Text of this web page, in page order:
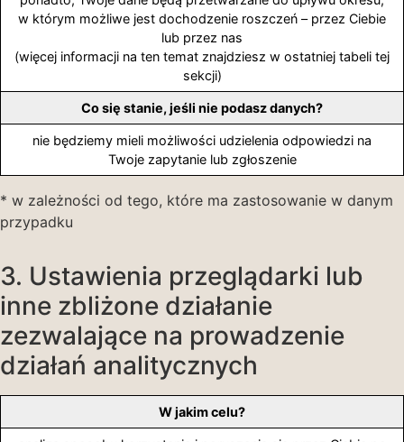
w którym możliwe jest dochodzenie roszczeń – przez Ciebie
lub przez nas
(więcej informacji na ten temat znajdziesz w ostatniej tabeli tej
sekcji)
Co się stanie, jeśli nie podasz danych?
nie będziemy mieli możliwości udzielenia odpowiedzi na
Twoje zapytanie lub zgłoszenie
* w zależności od tego, które ma zastosowanie w danym
przypadku
3. Ustawienia przeglądarki lub
inne zbliżone działanie
zezwalające na prowadzenie
działań analitycznych
W jakim celu?